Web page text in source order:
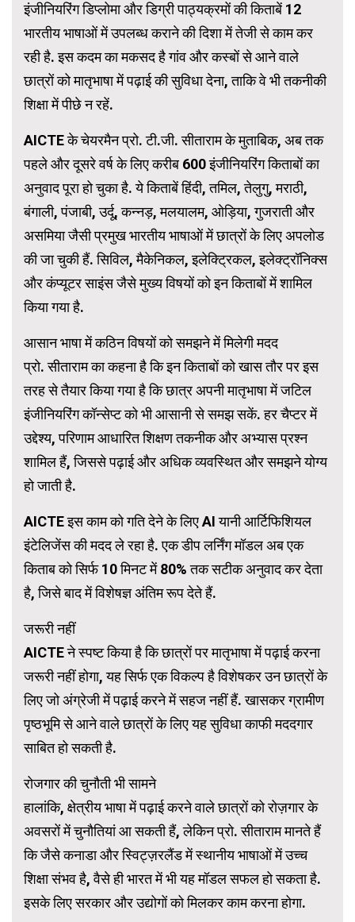
इंजीनियरिंग डिप्लोमा और डिग्री पाठ्यक्रमों की किताबें 12
भारतीय भाषाओं में उपलब्ध कराने की दिशा में तेजी से काम कर
रही है. इस कदम का मकसद है गांव और कस्बों से आने वाले
छात्रों को मातृभाषा में पढ़ाई की सुविधा देना, ताकि वे भी तकनीकी
शिक्षा में पीछे न रहें.
AICTE के चेयरमैन प्रो. टी.जी. सीताराम के मुताबिक, अब तक
पहले और दूसरे वर्ष के लिए करीब 600 इंजीनियरिंग किताबों का
अनुवाद पूरा हो चुका है. ये किताबें हिंदी, तमिल, तेलुगु, मराठी,
बंगाली, पंजाबी, उर्दू, कन्नड़, मलयालम, ओड़िया, गुजराती और
असमिया जैसी प्रमुख भारतीय भाषाओं में छात्रों के लिए अपलोड
की जा चुकी हैं. सिविल, मैकेनिकल, इलेक्ट्रिकल, इलेक्ट्रॉनिक्स
और कंप्यूटर साइंस जैसे मुख्य विषयों को इन किताबों में शामिल
किया गया है.
आसान भाषा में कठिन विषयों को समझने में मिलेगी मदद
प्रो. सीताराम का कहना है कि इन किताबों को खास तौर पर इस
तरह से तैयार किया गया है कि छात्र अपनी मातृभाषा में जटिल
इंजीनियरिंग कॉन्सेप्ट को भी आसानी से समझ सकें. हर चैप्टर में
उद्देश्य, परिणाम आधारित शिक्षण तकनीक और अभ्यास प्रश्न
शामिल हैं, जिससे पढ़ाई और अधिक व्यवस्थित और समझने योग्य
हो जाती है.
AICTE इस काम को गति देने के लिए AI यानी आर्टिफिशियल
इंटेलिजेंस की मदद ले रहा है. एक डीप लर्निंग मॉडल अब एक
किताब को सिर्फ 10 मिनट में 80% तक सटीक अनुवाद कर देता
है, जिसे बाद में विशेषज्ञ अंतिम रूप देते हैं.
जरूरी नहीं
AICTE ने स्पष्ट किया है कि छात्रों पर मातृभाषा में पढ़ाई करना
जरूरी नहीं होगा, यह सिर्फ एक विकल्प है विशेषकर उन छात्रों के
लिए जो अंग्रेजी में पढ़ाई करने में सहज नहीं हैं. खासकर ग्रामीण
पृष्ठभूमि से आने वाले छात्रों के लिए यह सुविधा काफी मददगार
साबित हो सकती है.
रोजगार की चुनौती भी सामने
हालांकि, क्षेत्रीय भाषा में पढ़ाई करने वाले छात्रों को रोज़गार के
अवसरों में चुनौतियां आ सकती हैं, लेकिन प्रो. सीताराम मानते हैं
कि जैसे कनाडा और स्विट्ज़रलैंड में स्थानीय भाषाओं में उच्च
शिक्षा संभव है, वैसे ही भारत में भी यह मॉडल सफल हो सकता है.
इसके लिए सरकार और उद्योगों को मिलकर काम करना होगा.